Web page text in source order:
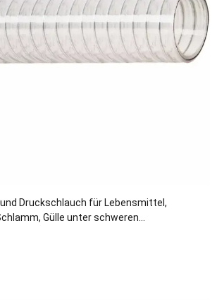
und Druckschlauch für Lebensmittel,
Gülle unter schweren